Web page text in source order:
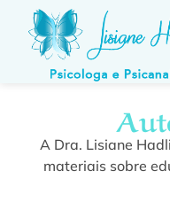
A Dra. Lisiane
materiais sobre